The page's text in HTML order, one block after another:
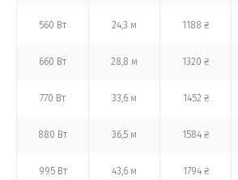
560 Вт 24,3 м 1188 ₴
660 Вт 28,8 м 1320 ₴
770 Вт 33,6 м 1452 ₴
880 Вт 36,5 м 1584 ₴
995 Вт 43,6 м 1794 ₴